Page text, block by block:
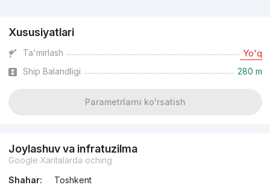
Xususiyatlari
Ta'mirlash Yo'q
Ship Balandligi 280 m
Parametrlarni ko'rsatish
Joylashuv va infratuzilma
Google Xaritalarda oching
Shahar:
Toshkent